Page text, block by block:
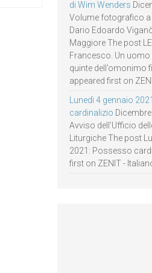
di Wim Wenders
Volume fotografico
Dario Edoardo
Maggiore The post
Francesco. Un uomo
quinte dell’omonimo
appeared first on
Lunedì 4 gennaio
cardinalizio
Avviso dell’Ufficio
Liturgiche The post
2021: Possesso
first on ZENIT -